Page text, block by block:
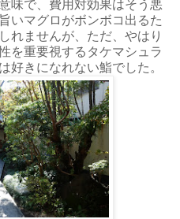
味で、費用対効果はそう悪
いマグロがボンボコ出るた
れませんが、ただ、やはり
を重要視するタケマシュラ
好きになれない鮨でした。